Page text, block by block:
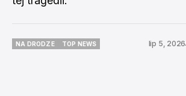
NA DRODZE
TOP NEWS
lip 5, 2026